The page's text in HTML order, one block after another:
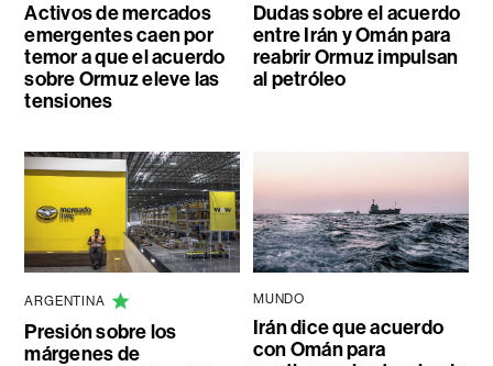
Activos de mercados
emergentes caen por
temor a que el acuerdo
sobre Ormuz eleve las
tensiones
Dudas sobre el acuerdo
entre Irán y Omán para
reabrir Ormuz impulsan
al petróleo
ARGENTINA
Presión sobre los
márgenes de
MUNDO
Irán dice que acuerdo
con Omán para